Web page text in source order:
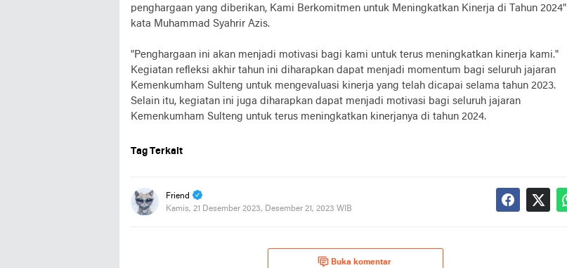
penghargaan yang diberikan, Kami Berkomitmen untuk Meningkatkan Kinerja di Tahun 2024"
kata Muhammad Syahrir Azis.
"Penghargaan ini akan menjadi motivasi bagi kami untuk terus meningkatkan kinerja kami."
Kegiatan refleksi akhir tahun ini diharapkan dapat menjadi momentum bagi seluruh jajaran
Kemenkumham Sulteng untuk mengevaluasi kinerja yang telah dicapai selama tahun 2023.
Selain itu, kegiatan ini juga diharapkan dapat menjadi motivasi bagi seluruh jajaran
Kemenkumham Sulteng untuk terus meningkatkan kinerjanya di tahun 2024.
Tag Terkait
Friend
Kamis, 21 Desember 2023, Desember 21, 2023 WIB
Buka komentar